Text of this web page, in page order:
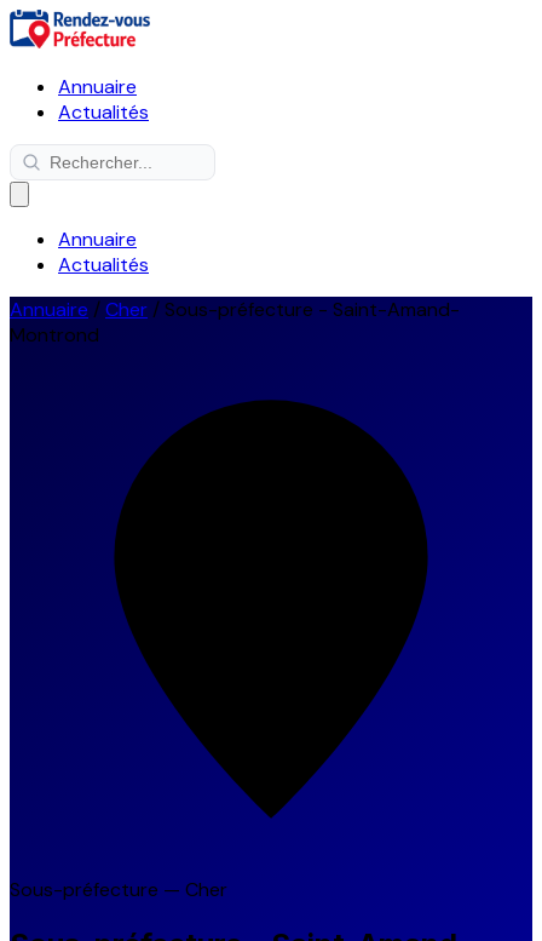
Annuaire
Actualités
Annuaire
Actualités
Annuaire /Cher / Sous-préfecture - Saint-Amand-
Montrond
Sous-préfecture — Cher